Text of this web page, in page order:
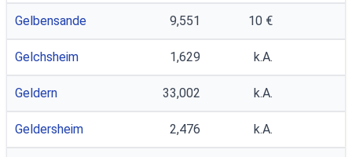
Gelbensande 9,551 10 €
Gelchsheim 1,629 k.A.
Geldern 33,002 k.A.
Geldersheim 2,476 k.A.